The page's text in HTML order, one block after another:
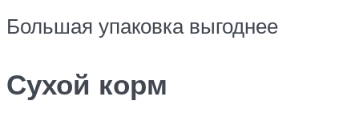
Большая упаковка выгоднее
Сухой корм